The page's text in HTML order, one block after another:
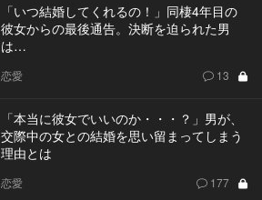
「いつ結婚してくれるの！」同棲4年目の
彼女からの最後通告。決断を迫られた男
は…
恋愛 13
「本当に彼女でいいのか・・・？」男が、
交際中の女との結婚を思い留まってしまう
理由とは
恋愛 177